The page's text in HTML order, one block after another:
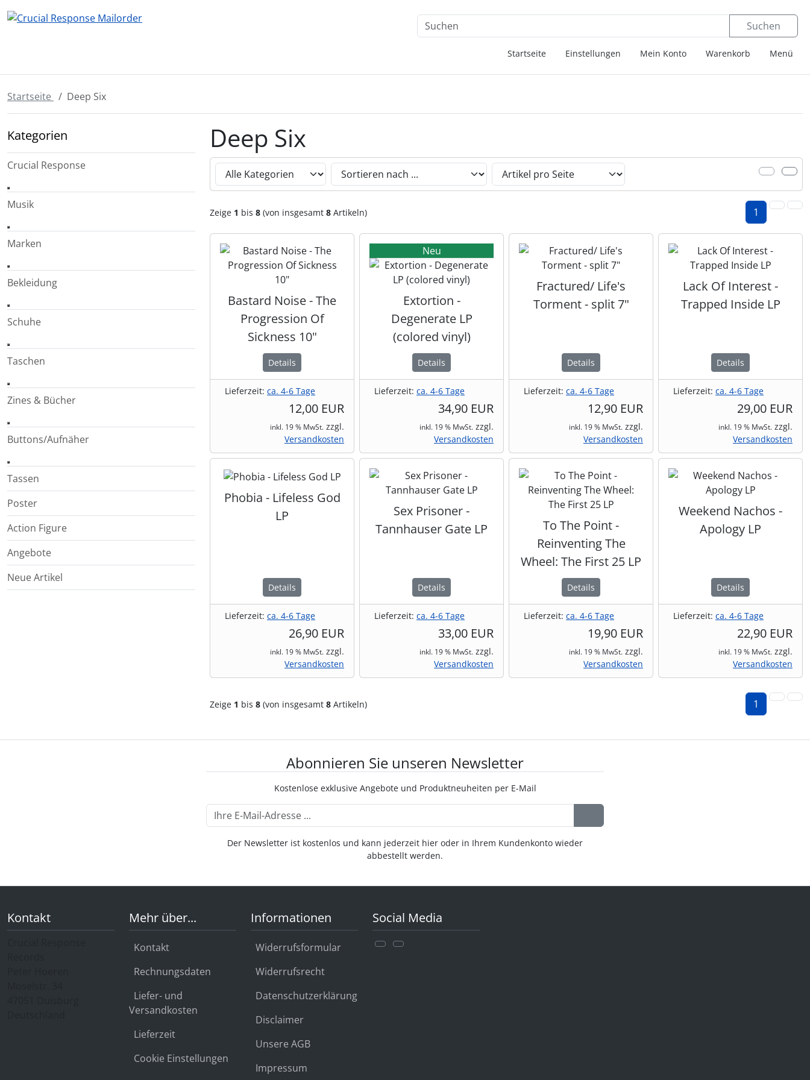
Sprungnavigation
Springe zur Navigation Springe zum Button für Einstellungen
Springe zu den allgemeinen Informationen
Suchen
Startseite Einstellungen Mein Konto Warenkorb Menü
Startseite Deep Six
Kategorien
Crucial Response
Musik
Marken
Bekleidung
Schuhe
Taschen
Zines & Bücher
Buttons/Aufnäher
Tassen
Poster
Action Figure
Angebote
Neue Artikel
Deep Six
Hier können Sie die nachfolgenden Artikel umsortieren und zwischen einer Box- oder Listenansicht wählen.
Zeige 1 bis 8 (von insgesamt 8 Artikeln) 1
Bastard Noise - The
Progression Of
Sickness 10"
Details
Lieferzeit: ca. 4-6 Tage
12,00 EUR
inkl. 19 % MwSt. zzgl.
Versandkosten
Neu
Extortion -
Degenerate LP
(colored vinyl)
Details
Lieferzeit: ca. 4-6 Tage
34,90 EUR
inkl. 19 % MwSt. zzgl.
Versandkosten
Fractured/ Life's
Torment - split 7"
Details
Lieferzeit: ca. 4-6 Tage
12,90 EUR
inkl. 19 % MwSt. zzgl.
Versandkosten
Lack Of Interest -
Trapped Inside LP
Details
Lieferzeit: ca. 4-6 Tage
29,00 EUR
inkl. 19 % MwSt. zzgl.
Versandkosten
Phobia - Lifeless God
LP
Details
Lieferzeit: ca. 4-6 Tage
26,90 EUR
inkl. 19 % MwSt. zzgl.
Versandkosten
Sex Prisoner -
Tannhauser Gate LP
Details
Lieferzeit: ca. 4-6 Tage
33,00 EUR
inkl. 19 % MwSt. zzgl.
Versandkosten
To The Point -
Reinventing The
Wheel: The First 25 LP
Details
Lieferzeit: ca. 4-6 Tage
19,90 EUR
inkl. 19 % MwSt. zzgl.
Versandkosten
Weekend Nachos -
Apology LP
Details
Lieferzeit: ca. 4-6 Tage
22,90 EUR
inkl. 19 % MwSt. zzgl.
Versandkosten
Zeige 1 bis 8 (von insgesamt 8 Artikeln) 1
Abonnieren Sie unseren Newsletter
Kostenlose exklusive Angebote und Produktneuheiten per E-Mail
Der Newsletter ist kostenlos und kann jederzeit hier oder in Ihrem Kundenkonto wieder
abbestellt werden.
Kontakt Mehr über...
Kontakt
Rechnungsdaten
Liefer- und
Versandkosten
Lieferzeit
Cookie Einstellungen
Informationen
Widerrufsformular
Widerrufsrecht
Datenschutzerklärung
Disclaimer
Unsere AGB
Impressum
Social Media